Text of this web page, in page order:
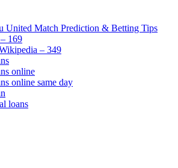
United Match Prediction & Betting Tips
169
– 349
online
online same day
loans